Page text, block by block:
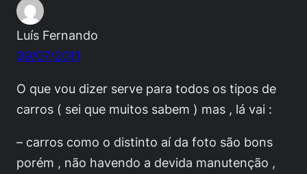
Luís Fernando
09/07/2011
O que vou dizer serve para todos os tipos de
carros ( sei que muitos sabem ) mas , lá vai :
– carros como o distinto aí da foto são bons
porém , não havendo a devida manutenção ,